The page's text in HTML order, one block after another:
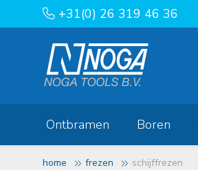
+31(0) 26 319 46 36
Ontbramen Boren
home frezen schijffrezen